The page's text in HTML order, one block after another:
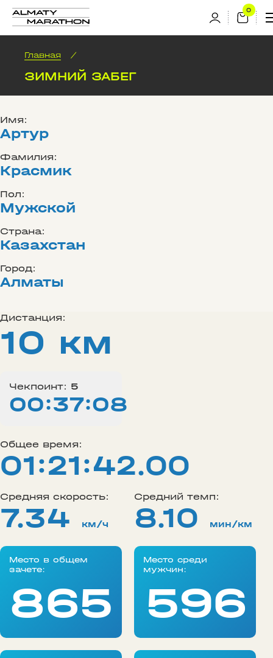
Главная /
ЗИМНИЙ ЗАБЕГ
Имя:
Артур
Фамилия:
Красмик
Пол:
Мужской
Страна:
Казахстан
Город:
Алматы
Дистанция:
10 км
Чекпоинт: 5
00:37:08
Общее время:
01:21:42.00
Средняя скорость:
7.34 км/ч
Средний темп:
8.10 мин/км
Место в общем
зачете:
865
Место среди
мужчин:
596